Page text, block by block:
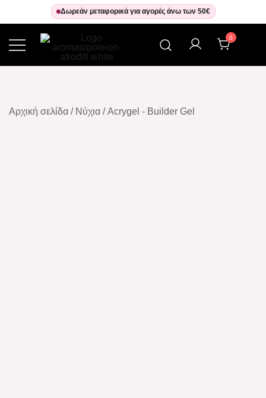
Δωρεάν μεταφορικά για αγορές άνω των 50€
0
Αρχική σελίδα / Νύχια /Acrygel - Builder Gel